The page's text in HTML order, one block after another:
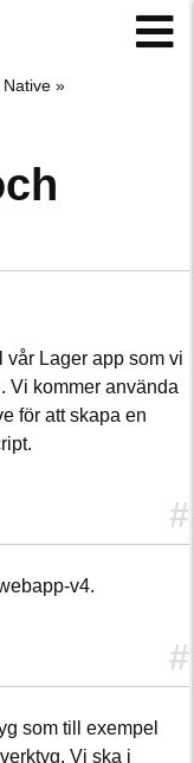
Lager app som vi
Vi kommer använda
för att skapa en
#
v4.
#
som till exempel
Vi ska i